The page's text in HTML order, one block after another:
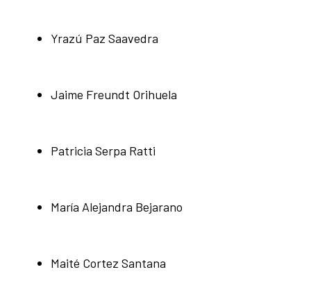
Yrazú Paz Saavedra
Jaime Freundt Orihuela
Patricia Serpa Ratti
María Alejandra Bejarano
Maité Cortez Santana